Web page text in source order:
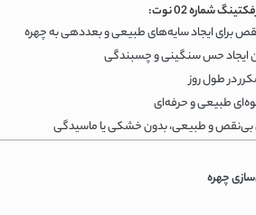
شماره 02 نوت:
برای ایجاد سایه‌های طبیعی و بعددهی به چهره
ایجاد حس سنگینی و چسبندگی
در طول روز
طبیعی و حرفه‌ای
بی‌نقص و طبیعی، بدون خشکی یا ماسیدگی
چهره